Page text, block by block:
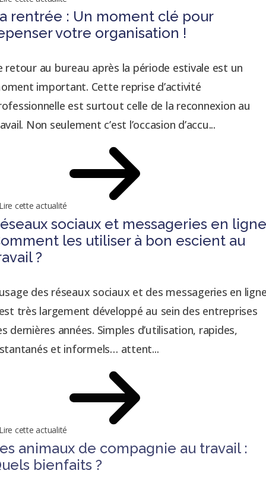
rentrée : Un moment clé pour
votre organisation !
retour au bureau après la période estivale est un
important. Cette reprise d’activité
est surtout celle de la reconnexion au
Non seulement c’est l’occasion d’accu...
cette actualité
sociaux et messageries en
les utiliser à bon escient au
?
des réseaux sociaux et des messageries en
très largement développé au sein des entreprises
dernières années. Simples d’utilisation, rapides,
et informels… attent...
cette actualité
animaux de compagnie au travail :
bienfaits ?